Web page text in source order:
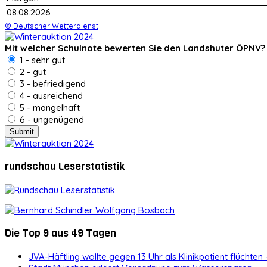
08.08.2026
© Deutscher Wetterdienst
Mit welcher Schulnote bewerten Sie den Landshuter ÖPNV?
1 - sehr gut
2 - gut
3 - befriedigend
4 - ausreichend
5 - mangelhaft
6 - ungenügend
rundschau Leserstatistik
Die Top 9 aus 49 Tagen
JVA-Häftling wollte gegen 13 Uhr als Klinikpatient flüchten